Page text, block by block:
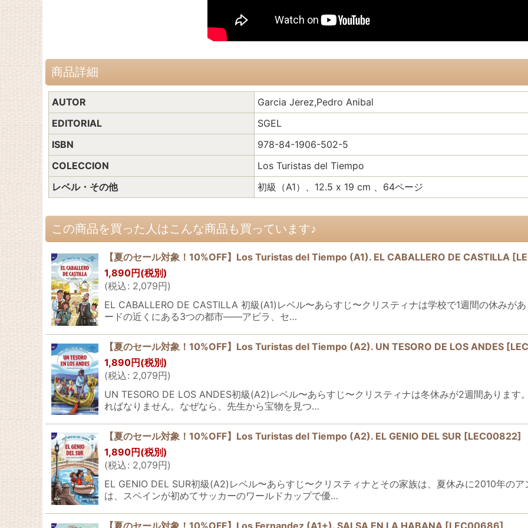
商品詳細
AUTOR
Garcia Jerez,Pedro Anibal
EDITORIAL
SGEL
ISBN
978-84-1906-502-5
COLECCION
Los Turistas del Tiempo
レベル・その他
初級（A1）、12.5 x 19 cm 、64ページ
この商品を買った人はこんな商品も買っています♪
【夏のセール対象！10%OFF】Los Turistas del Tiempo (A1). EL CABALLERO DE CASTILLA [
1,890円 (税別)
(税込: 2,079円)
EL CABALLERO DE CASTILLA 初級(A1)レベル〜あらすじ〜クリスティナは学校で1週間の休みが
ードの近くにある3つの都市――アビラ、セ…
【夏のセール対象！10%OFF】Los Turistas del Tiempo (A2). UN TESORO DE LOS ANDES [
1,890円 (税別)
(税込: 2,079円)
UN TESORO DE LOS ANDES初級(A2)レベル〜あらすじ〜クリスティナは冬休みが2週間ありま
ればなりません。なぜなら、先生から宝物を見つ…
【夏のセール対象！10%OFF】Los Turistas del Tiempo (A2). EL GENIO DEL SUR [LEC00822]
1,890円 (税別)
(税込: 2,079円)
EL GENIO DEL SUR初級(A2)レベル〜あらすじ〜クリスティナとその家族は、夏休みに2010年の
は、スペインが初めてサッカーのワールドカップで優…
【夏のセール対象！10%OFF】Los Fernandez (A1+). SALSA EN LA HABANA [LEC00686]